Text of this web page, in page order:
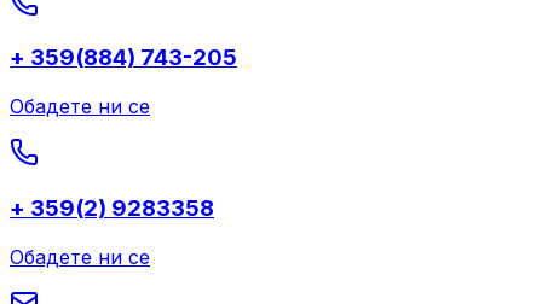
+ 359(884) 743-205
Обадете ни се
+ 359(2) 9283358
Обадете ни се